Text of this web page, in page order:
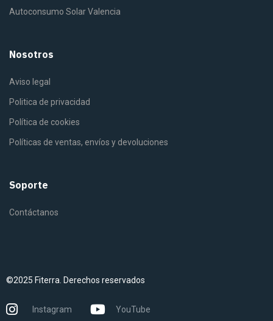
Autoconsumo Solar Valencia
Nosotros
Aviso legal
Politica de privacidad
Política de cookies
Políticas de ventas, envíos y devoluciones
Soporte
Contáctanos
©2025 Fiterra. Derechos reservados
Instagram YouTube